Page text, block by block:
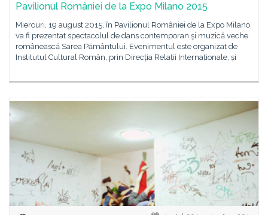
Pavilionul României de la Expo Milano 2015
Miercuri, 19 august 2015, în Pavilionul României de la Expo Milano
va fi prezentat spectacolul de dans contemporan şi muzică veche
românească Sarea Pământului. Evenimentul este organizat de
Institutul Cultural Român, prin Direcția Relații Internaționale, și